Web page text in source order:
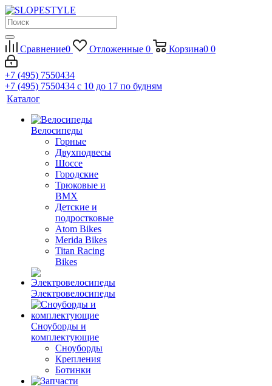
Сравнение0 Отложенные 0 Корзина0 0
+7 (495) 7550434
+7 (495) 7550434 с 10 до 17 по будням
Каталог
Велосипеды
Горные
Двухподвесы
Шоссе
Городские
Трюковые и
BMX
Детские и
подростковые
Atom Bikes
Merida Bikes
Titan Racing
Bikes
Электровелосипеды
Cноуборды и
комплектующие
Сноуборды
Крепления
Ботинки